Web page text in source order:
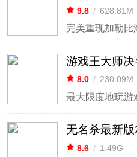
9.8 / 628.81M
游戏王大师决
8.0 / 230.09M
无名杀最新
8.6 / 1.49G